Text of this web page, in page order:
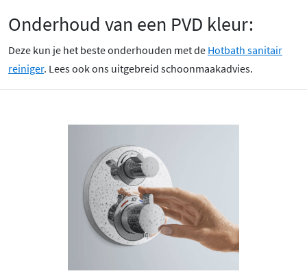
Onderhoud van een PVD kleur:
Deze kun je het beste onderhouden met de Hotbath sanitair
reiniger. Lees ook ons uitgebreid schoonmaakadvies.